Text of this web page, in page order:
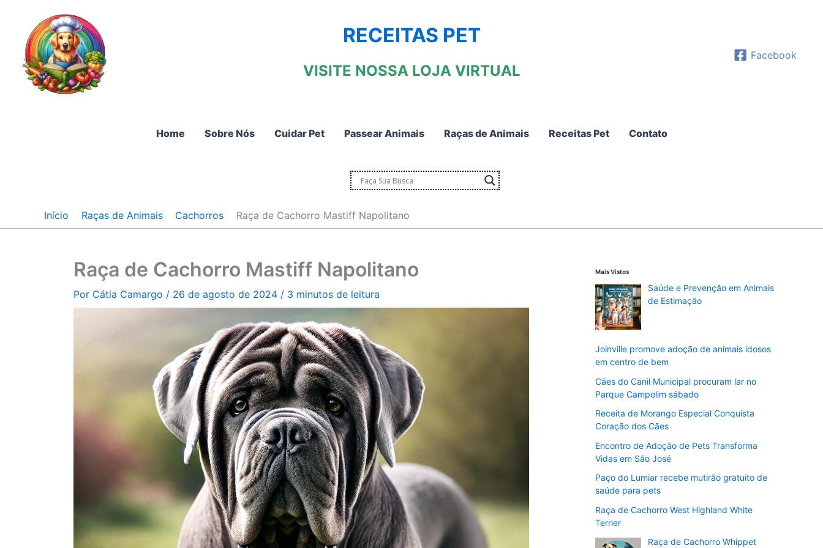
conteúdo
RECEITAS PET
VISITE NOSSA LOJA VIRTUAL
Facebook
Home Sobre Nós Cuidar Pet Passear Animais Raças de Animais Receitas Pet Contato
Início Raças de Animais Cachorros Raça de Cachorro Mastiff Napolitano
Raça de Cachorro Mastiff Napolitano
Por Cátia Camargo / 26 de agosto de 2024 / 3 minutos de leitura
Mais Vistos
Saúde e Prevenção em Animais
de Estimação
Joinville promove adoção de animais idosos
em centro de bem
Cães do Canil Municipal procuram lar no
Parque Campolim sábado
Receita de Morango Especial Conquista
Coração dos Cães
Encontro de Adoção de Pets Transforma
Vidas em São José
Paço do Lumiar recebe mutirão gratuito de
saúde para pets
Raça de Cachorro West Highland White
Terrier
Raça de Cachorro Whippet